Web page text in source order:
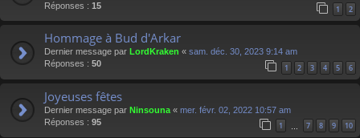
Réponses : 15 1 2
Hommage à Bud d'Arkar
Dernier message par LordKraken « sam. déc. 30, 2023 9:14 am
Réponses : 50 1 2 3 4 5 6
Joyeuses fêtes
Dernier message par Ninsouna « mer. févr. 02, 2022 10:57 am
Réponses : 95 1 7 8 9 10